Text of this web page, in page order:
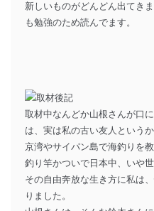
新しいものがどんどん出てき
も勉強のため読んでます。
取材中なんどか山根さんが口
は、実は私の古い友人という
京湾やサイパン島で海釣りを
釣り竿かついで日本中、いや
その自由奔放な生き方に私は
りました。